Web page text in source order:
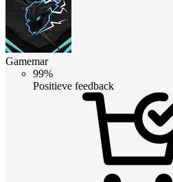
Gamemar
99%
Positieve feedback